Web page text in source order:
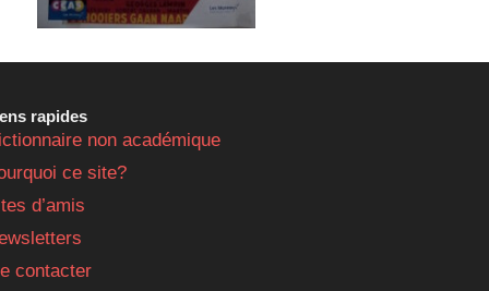
rapides
non académique
ce site?
d’amis
contacter